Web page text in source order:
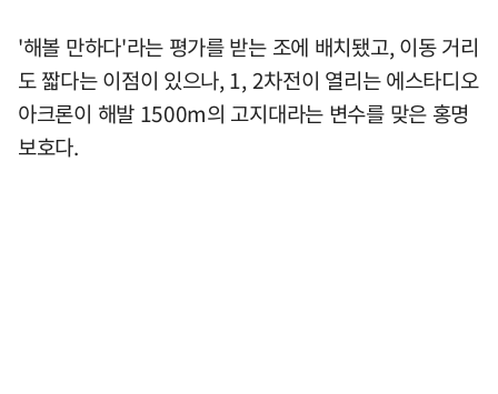
'해볼 만하다'라는 평가를 받는 조에 배치됐고, 이동 거리
도 짧다는 이점이 있으나, 1, 2차전이 열리는 에스타디오
아크론이 해발 1500m의 고지대라는 변수를 맞은 홍명
보호다.